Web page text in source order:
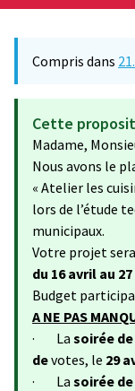
Compris dans
Cette
Madame,
Nous avons le
« Atelier les
lors de l’étude
municipaux.
Votre projet
du 16 avril au
Budget
A NE PAS
· La soirée
devotes, le 29
· La soirée